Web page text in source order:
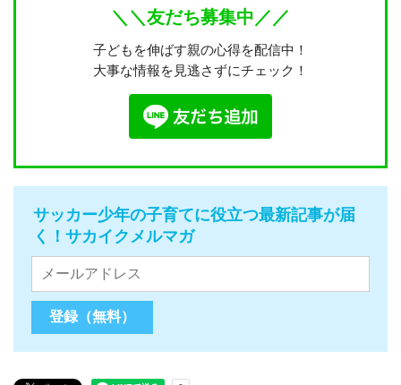
＼＼友だち募集中／／
子どもを伸ばす親の心得を配信中！
大事な情報を見逃さずにチェック！
サッカー少年の子育てに役立つ最新記事が届
く！サカイクメルマガ